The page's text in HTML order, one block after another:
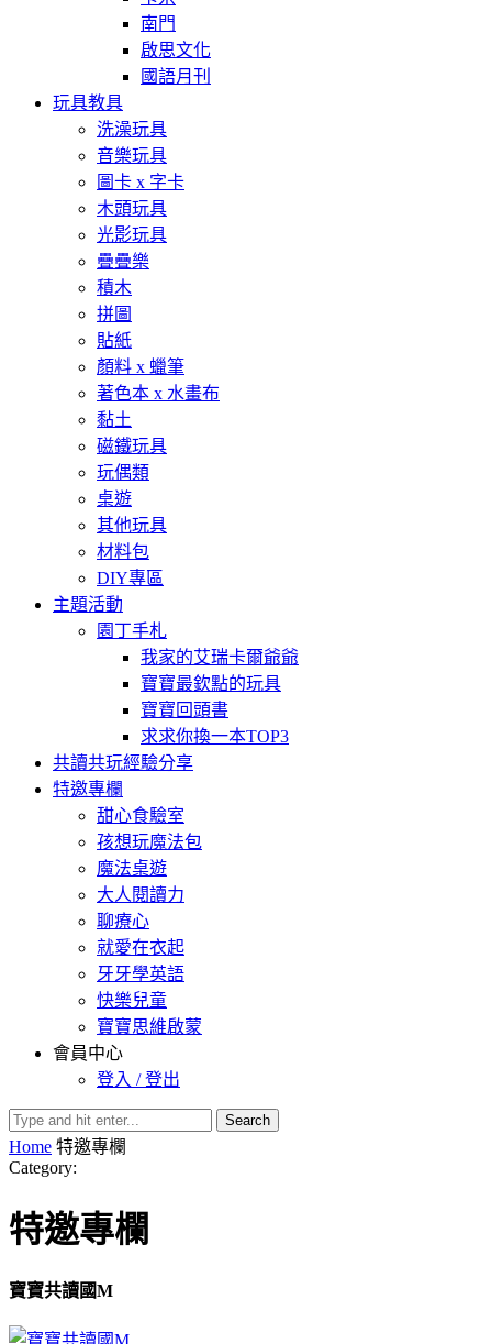
南門
啟思文化
國語月刊
玩具教具
洗澡玩具
音樂玩具
圖卡 x 字卡
木頭玩具
光影玩具
疊疊樂
積木
拼圖
貼紙
顏料 x 蠟筆
著色本 x 水畫布
黏土
磁鐵玩具
玩偶類
桌遊
其他玩具
材料包
DIY專區
主題活動
園丁手札
我家的艾瑞卡爾爺爺
寶寶最欽點的玩具
寶寶回頭書
求求你換一本TOP3
共讀共玩經驗分享
特邀專欄
甜心食驗室
孩想玩魔法包
魔法桌遊
大人閱讀力
聊療心
就愛在衣起
牙牙學英語
快樂兒童
寶寶思維啟蒙
會員中心
登入 / 登出
Search
Home 特邀專欄
Category:
特邀專欄
寶寶共讀國M